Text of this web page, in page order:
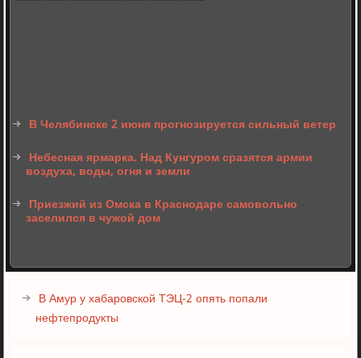
В Челябинске 2 июня прогнозируется сильный ветер
Небесная ярмарка. Над Кунгуром сразятся армии
воздуха, воды, огня и земли
Приезжий из Омска в Краснодаре самовольно
заселился в чужой дом
В Амур у хабаровской ТЭЦ-2 опять попали
нефтепродукты